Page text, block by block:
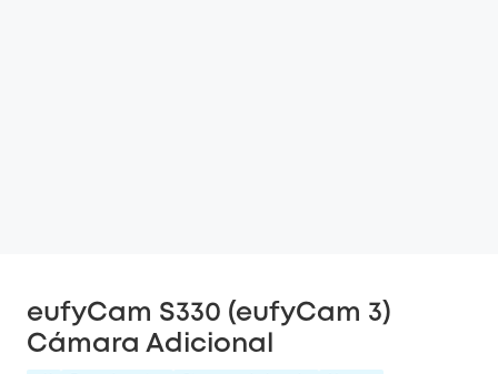
eufyCam S330 (eufyCam 3)
Cámara Adicional